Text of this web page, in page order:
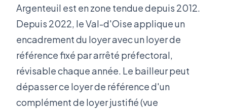
Argenteuil est en zone tendue depuis 2012.
Depuis 2022, le Val-d'Oise applique un
encadrement du loyer avec un loyer de
référence fixé par arrêté préfectoral,
révisable chaque année. Le bailleur peut
dépasser ce loyer de référence d'un
complément de loyer justifié (vue